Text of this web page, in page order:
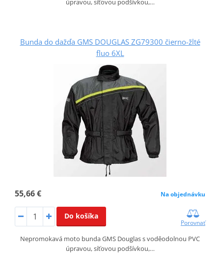
úpravou, síťovou podšívkou,…
Bunda do dažďa GMS DOUGLAS ZG79300 čierno-žlté
fluo 6XL
55,66 € Na objednávku
Do košíka
Porovnať
Nepromokavá moto bunda GMS Douglas s voděodolnou PVC
úpravou, síťovou podšívkou,…